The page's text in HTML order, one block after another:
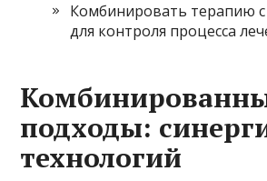
Комбинировать терапию
для контроля процесса
подходы:
технологий